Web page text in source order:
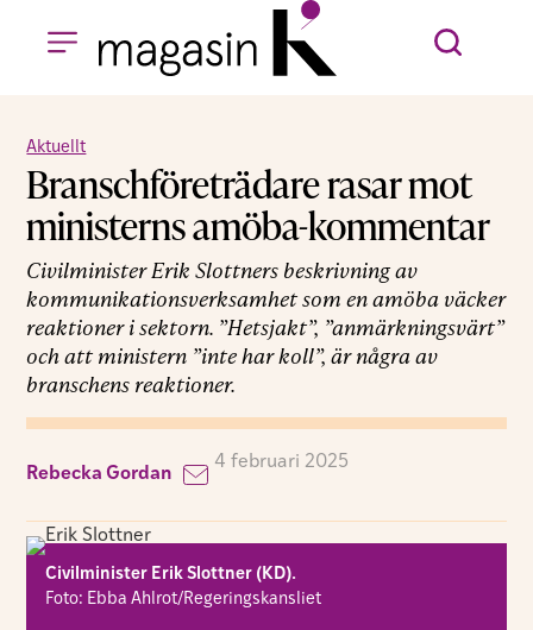
Aktuellt
Branschföreträdare rasar mot
ministerns amöba-kommentar
Civilminister Erik Slottners beskrivning av
kommunikationsverksamhet som en amöba väcker
reaktioner i sektorn. ”Hetsjakt”, ”anmärkningsvärt”
och att ministern ”inte har koll”, är några av
branschens reaktioner.
Rebecka Gordan
4 februari 2025
Civilminister Erik Slottner (KD).
Foto: Ebba Ahlrot/Regeringskansliet